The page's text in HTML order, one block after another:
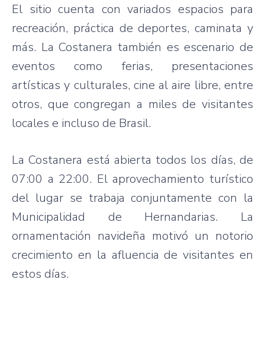
El sitio cuenta con variados espacios para
recreación, práctica de deportes, caminata y
más. La Costanera también es escenario de
eventos como ferias, presentaciones
artísticas y culturales, cine al aire libre, entre
otros, que congregan a miles de visitantes
locales e incluso de Brasil.
La Costanera está abierta todos los días, de
07:00 a 22:00. El aprovechamiento turístico
del lugar se trabaja conjuntamente con la
Municipalidad de Hernandarias. La
ornamentación navideña motivó un notorio
crecimiento en la afluencia de visitantes en
estos días.